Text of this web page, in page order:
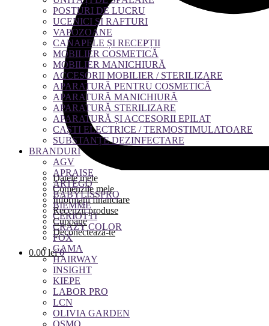
Datele mele
Comenzile mele
Informații financiare
Recenzii produse
Cupoane
Deconectează-te
0.00lei 0
POSTURI DE LUCRU
UCENICI ȘI RAFTURI
VAPOZOANE
CANAPELE ȘI RECEPȚII
MOBILIER COSMETICĂ
MOBILIER MANICHIURĂ
ACCESORII MOBILIER / STERILIZARE
APARATURĂ PENTRU COSMETICĂ
APARATURĂ MANICHIURĂ
APARATURĂ STERILIZARE
APARATURĂ ȘI ACCESORII EPILAT
CAȘTI ELECTRICE / TERMOSTIMULATOARE
SUBSTANȚE DEZINFECTARE
BRANDURI
AGV
APRAISE
ARTEGO
BABYLISSPRO
BIEMME
CERIOTTI
CRAZY COLOR
FOX
GAMA
HAIRWAY
INSIGHT
KIEPE
LABOR PRO
LCN
OLIVIA GARDEN
OSMO